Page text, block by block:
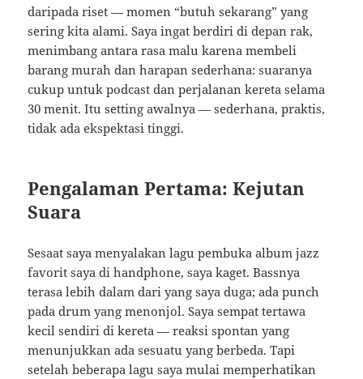
daripada riset — momen “butuh sekarang” yang
sering kita alami. Saya ingat berdiri di depan rak,
menimbang antara rasa malu karena membeli
barang murah dan harapan sederhana: suaranya
cukup untuk podcast dan perjalanan kereta selama
30 menit. Itu setting awalnya — sederhana, praktis,
tidak ada ekspektasi tinggi.
Pengalaman Pertama: Kejutan
Suara
Sesaat saya menyalakan lagu pembuka album jazz
favorit saya di handphone, saya kaget. Bassnya
terasa lebih dalam dari yang saya duga; ada punch
pada drum yang menonjol. Saya sempat tertawa
kecil sendiri di kereta — reaksi spontan yang
menunjukkan ada sesuatu yang berbeda. Tapi
setelah beberapa lagu saya mulai memperhatikan